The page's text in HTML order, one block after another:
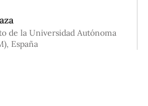
propias de su edad".
el juego para la
El Dr. José Luis
de profesor
de la Universidad Autónoma
España